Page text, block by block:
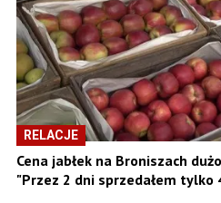
RELACJE
Cena jabłek na Broniszach
"Przez 2 dni sprzedałem tylko